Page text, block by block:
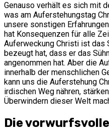
Genauso verhält es sich mit
was am Auferstehungstag
unsere sonstigen
hat Konsequenzen für alle
Auferweckung Christi ist das
bezeugt hat, dass er das
angenommen hat. Aber die
innerhalb der menschlichen
kann uns die Auferstehung
irdischen Weg nähren,
Überwindern dieser Welt
Die